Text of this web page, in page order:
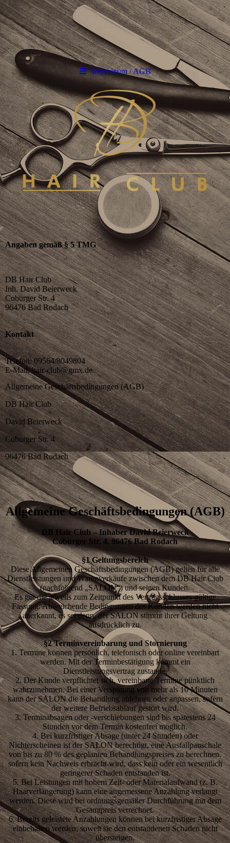
Impressum / AGB
Angaben gemäß § 5 TMG
DB Hair Club
Inh. David Beierweck
Coburger Str. 4
96476 Bad Rodach
Kontakt
Telefon: 09564/8049804
E-Mail: hair-club@gmx.de
Allgemeine Geschäftsbedingungen (AGB)
DB Hair Club
David Beierweck
Coburger Str. 4
96476 Bad Rodach
Allgemeine Geschäftsbedingungen (AGB)
DB Hair Club – Inhaber David Beierweck
Coburger Str. 4, 96476 Bad Rodach
§1 Geltungsbereich
Diese Allgemeinen Geschäftsbedingungen (AGB) gelten für alle
Dienstleistungen und Warenverkäufe zwischen dem DB Hair Club
(nachfolgend „SALON“) und seinen Kunden.
Es gilt die jeweils zum Zeitpunkt des Vertragsschlusses gültige
Fassung. Abweichende Bedingungen des Kunden werden nicht
anerkannt, es sei denn, der SALON stimmt ihrer Geltung
ausdrücklich zu.
§2 Terminvereinbarung und Stornierung
1. Termine können persönlich, telefonisch oder online vereinbart
werden. Mit der Terminbestätigung kommt ein
Dienstleistungsvertrag zustande.
2. Der Kunde verpflichtet sich, vereinbarte Termine pünktlich
wahrzunehmen. Bei einer Verspätung von mehr als 10 Minuten
kann der SALON die Behandlung ablehnen oder anpassen, sofern
der weitere Betriebsablauf gestört wird.
3. Terminabsagen oder -verschiebungen sind bis spätestens 24
Stunden vor dem Termin kostenfrei möglich.
4. Bei kurzfristiger Absage (unter 24 Stunden) oder
Nichterscheinen ist der SALON berechtigt, eine Ausfallpauschale
von bis zu 80 % des geplanten Behandlungspreises zu berechnen,
sofern kein Nachweis erbracht wird, dass kein oder ein wesentlich
geringerer Schaden entstanden ist.
5. Bei Leistungen mit hohem Zeit- oder Materialaufwand (z. B.
Haarverlängerung) kann eine angemessene Anzahlung verlangt
werden. Diese wird bei ordnungsgemäßer Durchführung mit dem
Gesamtpreis verrechnet.
6. Bereits geleistete Anzahlungen können bei kurzfristiger Absage
einbehalten werden, soweit sie den entstandenen Schaden nicht
übersteigen.